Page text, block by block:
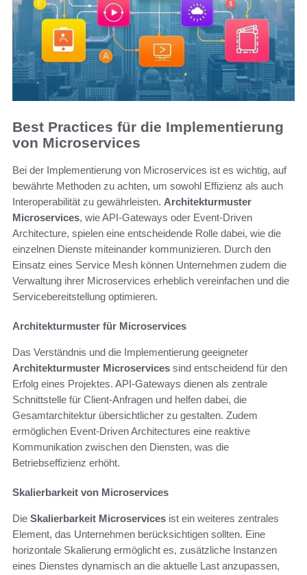
Best Practices für die Implementierung
von Microservices
Bei der Implementierung von Microservices ist es wichtig, auf
bewährte Methoden zu achten, um sowohl Effizienz als auch
Interoperabilität zu gewährleisten. Architekturmuster
Microservices, wie API-Gateways oder Event-Driven
Architecture, spielen eine entscheidende Rolle dabei, wie die
einzelnen Dienste miteinander kommunizieren. Durch den
Einsatz eines Service Mesh können Unternehmen zudem die
Verwaltung ihrer Microservices erheblich vereinfachen und die
Servicebereitstellung optimieren.
Architekturmuster für Microservices
Das Verständnis und die Implementierung geeigneter
Architekturmuster Microservices sind entscheidend für den
Erfolg eines Projektes. API-Gateways dienen als zentrale
Schnittstelle für Client-Anfragen und helfen dabei, die
Gesamtarchitektur übersichtlicher zu gestalten. Zudem
ermöglichen Event-Driven Architectures eine reaktive
Kommunikation zwischen den Diensten, was die
Betriebseffizienz erhöht.
Skalierbarkeit von Microservices
Die Skalierbarkeit Microservices ist ein weiteres zentrales
Element, das Unternehmen berücksichtigen sollten. Eine
horizontale Skalierung ermöglicht es, zusätzliche Instanzen
eines Dienstes dynamisch an die aktuelle Last anzupassen,